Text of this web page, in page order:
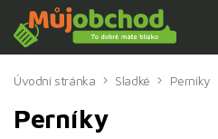
Úvodní stránka Sladké Perníky
Perníky